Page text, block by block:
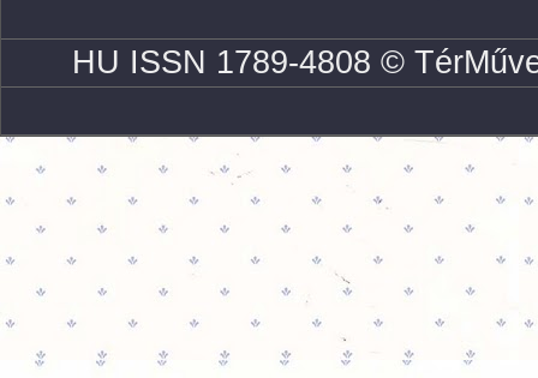
HU ISSN 1789-4808 ©